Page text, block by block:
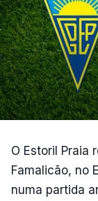
O Estoril Praia
Famalicão, no
numa partida